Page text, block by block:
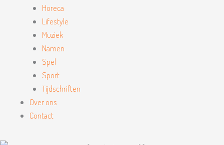
Horeca
Lifestyle
Muziek
Namen
Spel
Sport
Tijdschriften
Over ons
Contact